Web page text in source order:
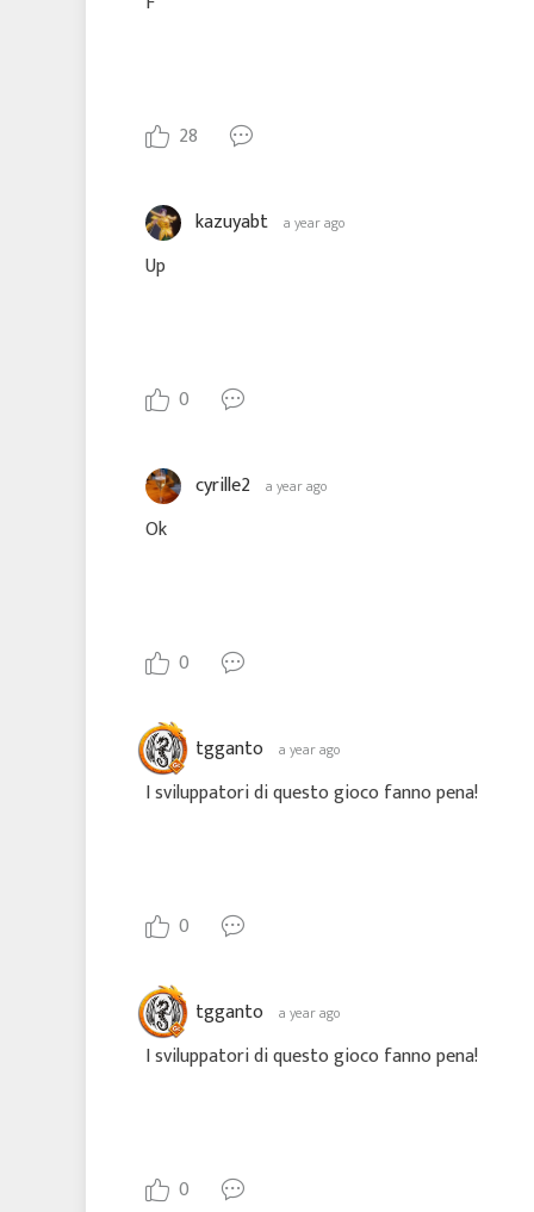
28
kazuyabt a year ago
Up
0
cyrille2 a year ago
Ok
0
tgganto a year ago
I sviluppatori di questo gioco fanno pena!
0
tgganto a year ago
I sviluppatori di questo gioco fanno pena!
0